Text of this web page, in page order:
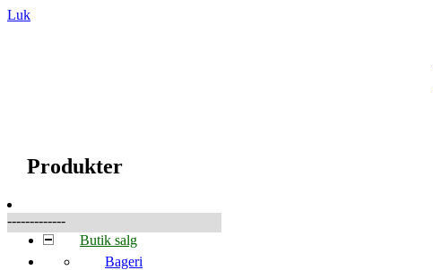
Luk
Produkter
-------------
Butik salg
Bageri